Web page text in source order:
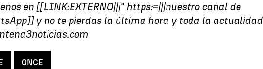
en [[LINK:EXTERNO|||" https:=|||nuestro canal de
y no te pierdas la última hora y toda la actualidad
ONCE